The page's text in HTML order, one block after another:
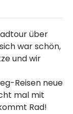
über
war schön,
und wir
Reisen neue
mal mit
Rad!